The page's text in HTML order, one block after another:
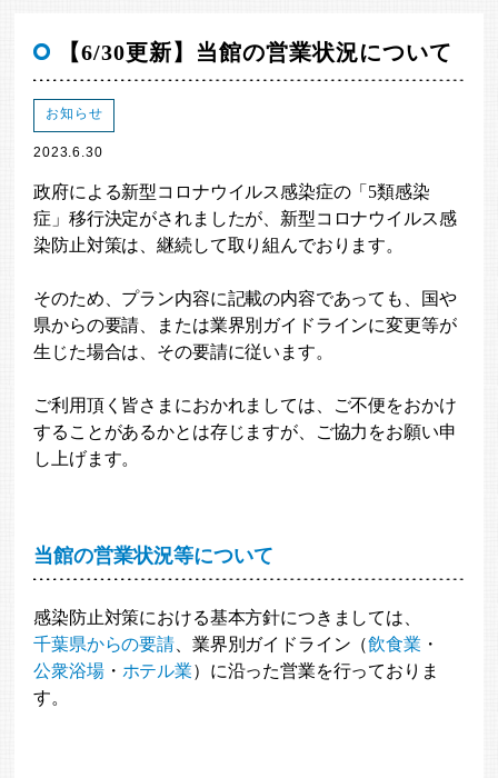
【6/30更新】当館の営業状況について
お知らせ
2023.6.30
政府による新型コロナウイルス感染症の「5類感染
症」移行決定がされましたが、新型コロナウイルス感
染防止対策は、継続して取り組んでおります。
そのため、プラン内容に記載の内容であっても、国や
県からの要請、または業界別ガイドラインに変更等が
生じた場合は、その要請に従います。
ご利用頂く皆さまにおかれましては、ご不便をおかけ
することがあるかとは存じますが、ご協力をお願い申
し上げます。
当館の営業状況等について
感染防止対策における基本方針につきましては、
千葉県からの要請 、業界別ガイドライン（飲食業 ・
公衆浴場・ ホテル業）に沿った営業を行っておりま
す。